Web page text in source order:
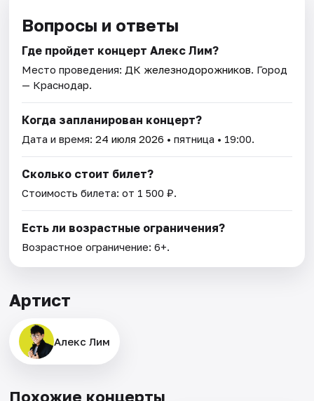
Вопросы и ответы
Где пройдет концерт Алекс Лим?
Место проведения: ДК железнодорожников. Город
— Краснодар.
Когда запланирован концерт?
Дата и время:24 июля 2026 • пятница • 19:00.
Сколько стоит билет?
Стоимость билета: от 1 500 ₽.
Есть ли возрастные ограничения?
Возрастное ограничение: 6+.
Артист
Алекс Лим
Похожие концерты